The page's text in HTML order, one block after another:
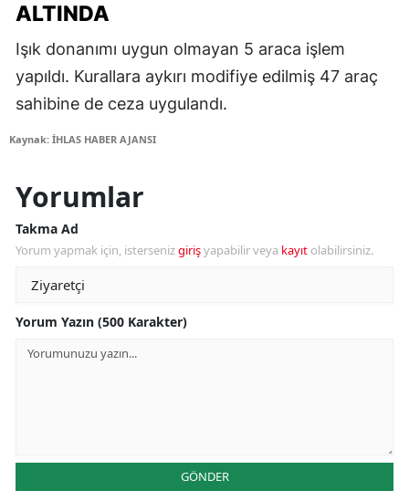
ALTINDA
Işık donanımı uygun olmayan 5 araca işlem
yapıldı. Kurallara aykırı modifiye edilmiş 47 araç
sahibine de ceza uygulandı.
Kaynak: İHLAS HABER AJANSI
Yorumlar
Takma Ad
Yorum yapmak için, istersenizgirişyapabilir veya kayıt olabilirsiniz.
Yorum Yazın (500 Karakter)
GÖNDER